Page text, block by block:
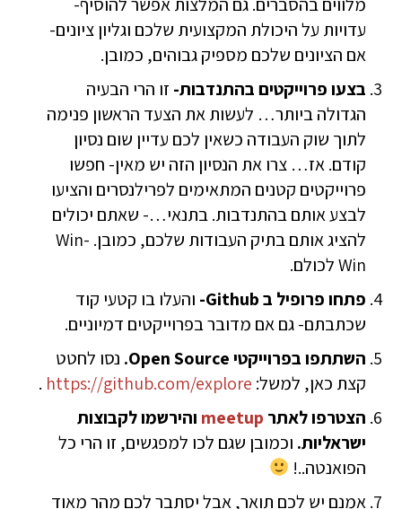
עדויות על היכולת המקצועית שלכם וגליון ציונים-
אם הציונים שלכם מספיק גבוהים, כמובן.
בצעו פרוייקטים בהתנדבות- זו הרי הבעיה
הגדולה ביותר… לעשות את הצעד הראשון פנימה
לתוך שוק העבודה כשאין לכם עדיין שום נסיון
קודם. אז… צרו את הנסיון הזה יש מאין- חפשו
פרוייקטים קטנים המתאימים לפרילנסרים והציעו
לבצע אותם בהתנדבות. בתנאי…- שאתם יכולים
להציג אותם בתיק העבודות שלכם, כמובן. Win-
Win לכולם.
פתחו פרופיל ב Github-
והעלו בו קטעי קוד
שכתבתם- גם אם מדובר בפרוייקטים דמיוניים.
השתתפו בפרוייקטי Open Source.
נסו לחטט
קצת כאן, למשל: https://github.com/explore
.
הצטרפו לאתר meetup והירשמו לקבוצות
ישראליות. וכמובן שגם לכו למפגשים, זו הרי כל
הפואנטה..!
אמנם יש לכם תואר, אבל יסתבר לכם מהר מאוד